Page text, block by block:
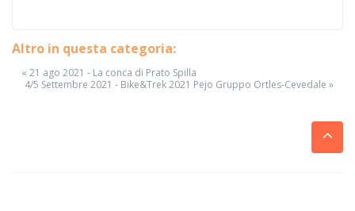
Altro in questa categoria:
« 21 ago 2021 - La conca di Prato Spilla
4/5 Settembre 2021 - Bike&Trek 2021 Pejo Gruppo Ortles-Cevedale »